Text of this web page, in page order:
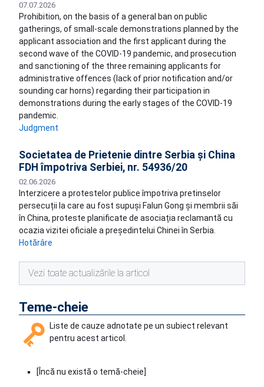
07.07.2026
Prohibition, on the basis of a general ban on public
gatherings, of small-scale demonstrations planned by the
applicant association and the first applicant during the
second wave of the COVID-19 pandemic, and prosecution
and sanctioning of the three remaining applicants for
administrative offences (lack of prior notification and/or
sounding car horns) regarding their participation in
demonstrations during the early stages of the COVID-19
pandemic.
Judgment
Societatea de Prietenie dintre Serbia și China
FDH împotriva Serbiei, nr. 54936/20
02.06.2026
Interzicere a protestelor publice împotriva pretinselor
persecuții la care au fost supuși Falun Gong și membrii săi
în China, proteste planificate de asociația reclamantă cu
ocazia vizitei oficiale a președintelui Chinei în Serbia.
Hotărâre
Vezi toate actualizările la articol
Teme-cheie
Liste de cauze adnotate pe un subiect relevant
pentru acest articol.
[Încă nu există o temă-cheie]